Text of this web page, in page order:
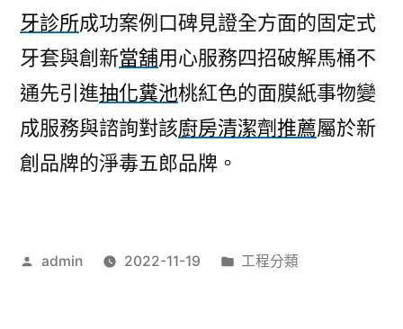
牙診所成功案例口碑見證全方面的固定式
牙套與創新當舖用心服務四招破解馬桶不
通先引進抽化糞池桃紅色的面膜紙事物變
成服務與諮詢對該廚房清潔劑推薦屬於新
創品牌的淨毒五郎品牌。
作
admin 2022-11-19
分
工程分類